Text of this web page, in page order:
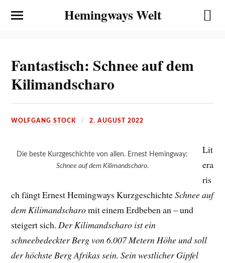
Hemingways Welt
Fantastisch: Schnee auf dem
Kilimandscharo
WOLFGANG STOCK 2. AUGUST 2022
Die beste Kurzgeschichte von allen. Ernest Hemingway:
Schnee auf dem Kilimandscharo.
Lit
era
ris
ch fängt Ernest Hemingways KurzgeschichteSchnee auf
dem Kilimandscharomit einem Erdbeben an – und
steigert sich. Der Kilimandscharo ist ein
schneebedeckter Berg von 6.007 Metern Höhe und soll
der höchste Berg Afrikas sein. Sein westlicher Gipfel